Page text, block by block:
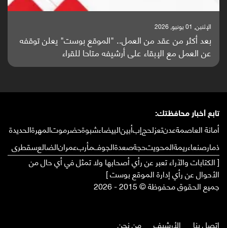
الإثنين, 25 مايو, 2026
باحثون من اليمن يدخلون سباق أبحاث ألزهايمر بدراسة
واعدة منشورة عالميا (ترجمة)
تابع أخبار محافظتك:
أمانة العاصمةعدنتعزلحجإبأبينالبيضاءشبوةحضرموتالمهرةالحديدة
ذمارصنعاءريمةالمحويتحجةصعدةالجوفمأربعمرانالضالعسقطرى
[ الكتابات والآراء تعبر عن رأي أصحابها ولا تمثل في أي حال من
الأحوال عن رأي إدارة الموقع بوست ]
جميع الحقوق محفوظة © 2015 - 2026
إتصل بنا الأرشيف من نحن